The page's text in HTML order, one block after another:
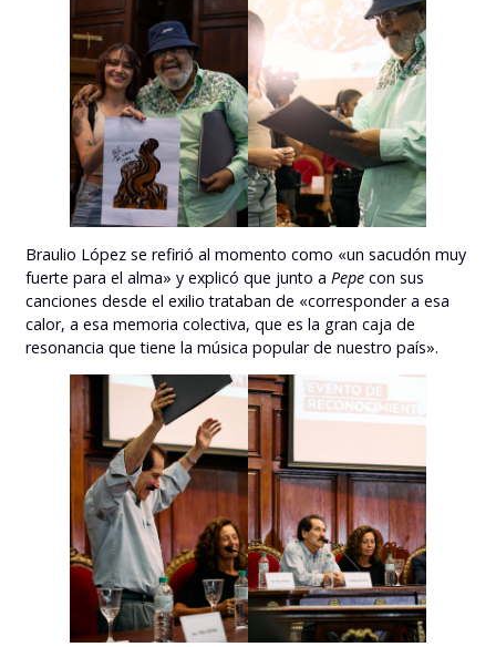
Braulio López se refirió al momento como «un sacudón muy
fuerte para el alma» y explicó que junto a Pepe con sus
canciones desde el exilio trataban de «corresponder a esa
calor, a esa memoria colectiva, que es la gran caja de
resonancia que tiene la música popular de nuestro país».